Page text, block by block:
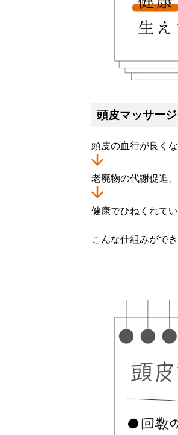
頭皮マッサー
頭皮の血行が良く
老廃物の代謝促進
健康でひねくれて
こんな仕組みができ